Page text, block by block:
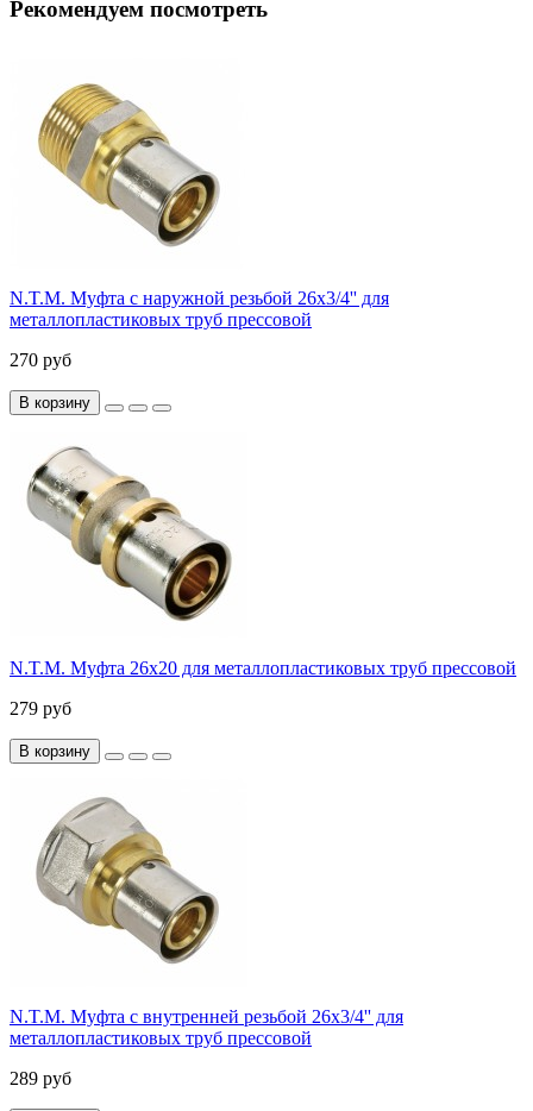
Рекомендуем посмотреть
N.T.M. Муфта с наружной резьбой 26x3/4'' для
металлопластиковых труб прессовой
270 руб
В корзину
N.T.M. Муфта 26x20 для металлопластиковых труб прессовой
279 руб
В корзину
N.T.M. Муфта с внутренней резьбой 26x3/4'' для
металлопластиковых труб прессовой
289 руб